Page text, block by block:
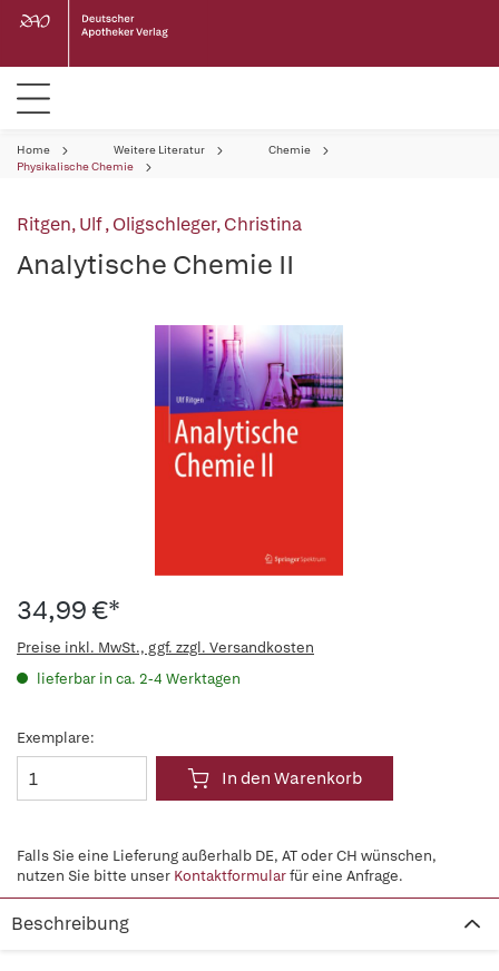
Home Weitere Literatur
Chemie
Physikalische Chemie
Ritgen, Ulf,Oligschleger, Christina
Analytische Chemie II
34,99 €*
Preise inkl. MwSt., ggf. zzgl. Versandkosten
lieferbar in ca. 2-4 Werktagen
Exemplare:
In den Warenkorb
Falls Sie eine Lieferung außerhalb DE, AT oder CH wünschen,
nutzen Sie bitte unser Kontaktformularfür eine Anfrage.
Beschreibung